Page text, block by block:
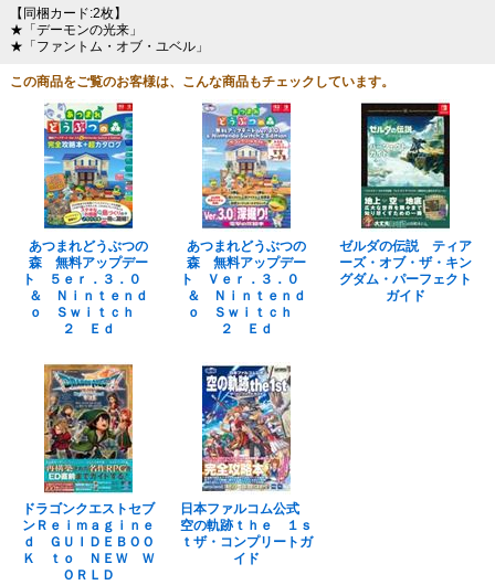
【同梱カード:2枚】
★「デーモンの光来」
★「ファントム・オブ・ユベル」
この商品をご覧のお客様は、こんな商品もチェックしています。
あつまれどうぶつの
森 無料アップデー
ト ５ｅｒ．３．０
＆ Ｎｉｎｔｅｎｄ
ｏ Ｓｗｉｔｃｈ
２ Ｅｄ
あつまれどうぶつの
森 無料アップデー
ト Ｖｅｒ．３．０
＆ Ｎｉｎｔｅｎｄ
ｏ Ｓｗｉｔｃｈ
２ Ｅｄ
ゼルダの伝説 ティア
ーズ・オブ・ザ・キン
グダム・パーフェクト
ガイド
ドラゴンクエストセブ
ンＲｅｉｍａｇｉｎｅ
ｄ ＧＵＩＤＥＢＯＯ
Ｋ ｔｏ ＮＥＷ Ｗ
ＯＲＬＤ
日本ファルコム公式
空の軌跡ｔｈｅ １ｓ
ｔザ・コンプリートガ
イド